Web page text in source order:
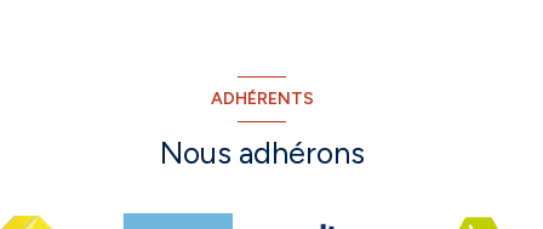
ADHÉRENTS
Nous adhérons